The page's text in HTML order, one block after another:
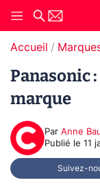
Accueil
Panasonic
marque
Par Anne
Publié le 11
Suivez-